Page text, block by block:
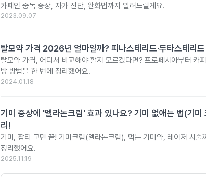
카페인 중독 증상, 자가 진단, 완화법까지 알려드릴게요.
2023.09.07
탈모약 가격 2026년 얼마일까? 피나스테리드·두타스테리
탈모약 가격, 어디서 비교해야 할지 모르겠다면? 프로페시아부터 카
방 방법을 한 번에 정리했어요.
2024.01.18
기미 증상에 '멜라논크림' 효과 있나요? 기미 없애는 법(기
리!
기미, 잡티 고민 끝! 기미크림(멜라논크림), 먹는 기미약, 레이저 시술
정리했어요.
2025.11.19